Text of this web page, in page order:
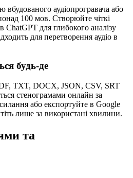
вбудованого аудіопрогравача або
100 мов. Створюйте чіткі
ChatGPT для глибокого аналізу
для перетворення аудіо в
будь-де
TXT, DOCX, JSON, CSV, SRT
стенограмами онлайн за
або експортуйте в Google
лише за використані хвилини.
та